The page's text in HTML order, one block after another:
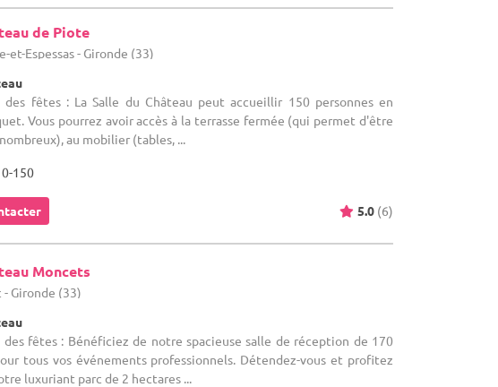
de Piote
et-Espessas - Gironde (33)
des fêtes : La Salle du Château peut accueillir 150 personnes en
Vous pourrez avoir accès à la terrasse fermée (qui permet d'être
au mobilier (tables, ...
150
5.0 (6)
Moncets
- Gironde (33)
des fêtes : Bénéficiez de notre spacieuse salle de réception de 170
tous vos événements professionnels. Détendez-vous et profitez
luxuriant parc de 2 hectares ...